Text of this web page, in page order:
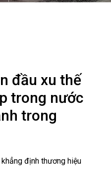
Nam (2/9/1945 - 2/
đầu xu thế
trong nước
trong
định thương hiệu